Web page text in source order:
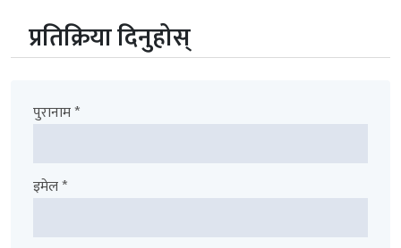
प्रतिक्रिया दिनुहोस्
पुरानाम *
इमेल *